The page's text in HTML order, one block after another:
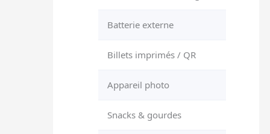
Batterie externe
Billets imprimés / QR
Appareil photo
Snacks & gourdes